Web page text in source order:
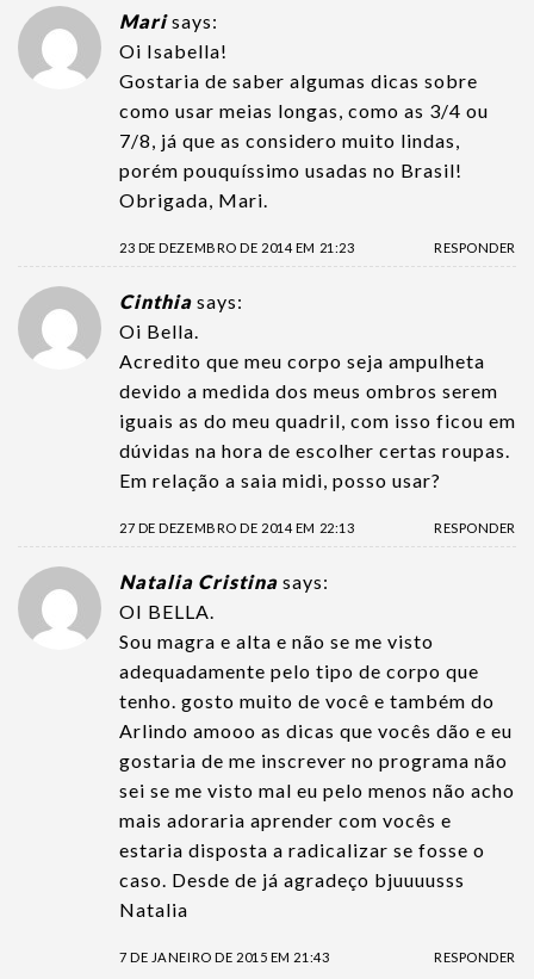
Mari says:
Oi Isabella!
Gostaria de saber algumas dicas sobre
como usar meias longas, como as 3/4 ou
7/8, já que as considero muito lindas,
porém pouquíssimo usadas no Brasil!
Obrigada, Mari.
23 DE DEZEMBRO DE 2014 EM 21:23 RESPONDER
Cinthia says:
Oi Bella.
Acredito que meu corpo seja ampulheta
devido a medida dos meus ombros serem
iguais as do meu quadril, com isso ficou em
dúvidas na hora de escolher certas roupas.
Em relação a saia midi, posso usar?
27 DE DEZEMBRO DE 2014 EM 22:13 RESPONDER
Natalia Cristina says:
OI BELLA.
Sou magra e alta e não se me visto
adequadamente pelo tipo de corpo que
tenho. gosto muito de você e também do
Arlindo amooo as dicas que vocês dão e eu
gostaria de me inscrever no programa não
sei se me visto mal eu pelo menos não acho
mais adoraria aprender com vocês e
estaria disposta a radicalizar se fosse o
caso. Desde de já agradeço bjuuuusss
Natalia
7 DE JANEIRO DE 2015 EM 21:43 RESPONDER